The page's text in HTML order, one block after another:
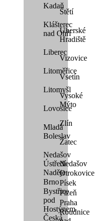
Kadaň
Klášterec
nad Ohří
Liberec
Litoměřice
Litomyšl
Lovosice
Mladá
Boleslav
Nedašov
Štětí
Uherské
Hradiště
Vizovice
Vsetín
Vysoké
Mýto
Zlín
Žatec
Ústředí
Naděje
Brno
Bystřice
pod
Hostýnem
Česká
Nedašov
Otrokovice
Písek
Plzeň
Praha
Roudnice